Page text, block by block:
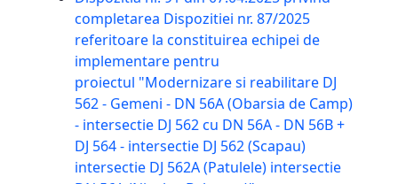
completarea Dispozitiei nr. 87/2025
referitoare la constituirea echipei de
implementare pentru
proiectul "Modernizare si reabilitare DJ
562 - Gemeni - DN 56A (Obarsia de Camp)
- intersectie DJ 562 cu DN 56A - DN 56B +
DJ 564 - intersectie DJ 562 (Scapau)
intersectie DJ 562A (Patulele) intersectie